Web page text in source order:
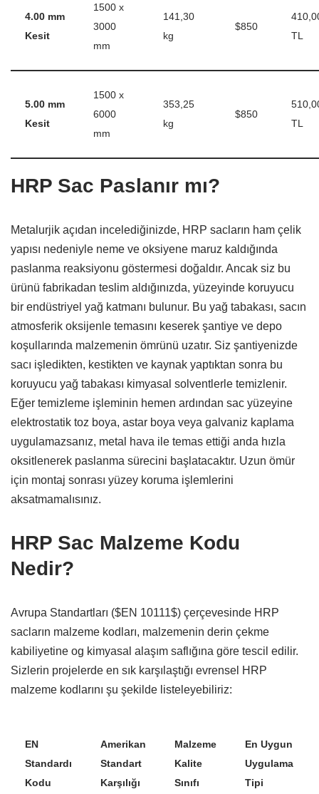
4.00 mm
Kesit
1500 x
3000
mm
141,30
kg
$850
TL
5.00 mm
Kesit
1500 x
6000
mm
353,25
kg
$850
TL
HRP Sac Paslanır mı?
Metalurjik açıdan incelediğinizde, HRP sacların ham çelik
yapısı nedeniyle neme ve oksiyene maruz kaldığında
paslanma reaksiyonu göstermesi doğaldır. Ancak siz bu
ürünü fabrikadan teslim aldığınızda, yüzeyinde koruyucu
bir endüstriyel yağ katmanı bulunur. Bu yağ tabakası, sacın
atmosferik oksijenle temasını keserek şantiye ve depo
koşullarında malzemenin ömrünü uzatır. Siz şantiyenizde
sacı işledikten, kestikten ve kaynak yaptıktan sonra bu
koruyucu yağ tabakası kimyasal solventlerle temizlenir.
Eğer temizleme işleminin hemen ardından sac yüzeyine
elektrostatik toz boya, astar boya veya galvaniz kaplama
uygulamazsanız, metal hava ile temas ettiği anda hızla
oksitlenerek paslanma sürecini başlatacaktır. Uzun ömür
için montaj sonrası yüzey koruma işlemlerini
aksatmamalısınız.
HRP Sac Malzeme Kodu
Nedir?
Avrupa Standartları ($EN 10111$) çerçevesinde HRP
sacların malzeme kodları, malzemenin derin çekme
kabiliyetine og kimyasal alaşım saflığına göre tescil edilir.
Sizlerin projelerde en sık karşılaştığı evrensel HRP
malzeme kodlarını şu şekilde listeleyebiliriz:
EN
Standardı
Kodu
Amerikan
Standart
Karşılığı
Malzeme
Kalite
Sınıfı
En Uygun
Uygulama
Tipi